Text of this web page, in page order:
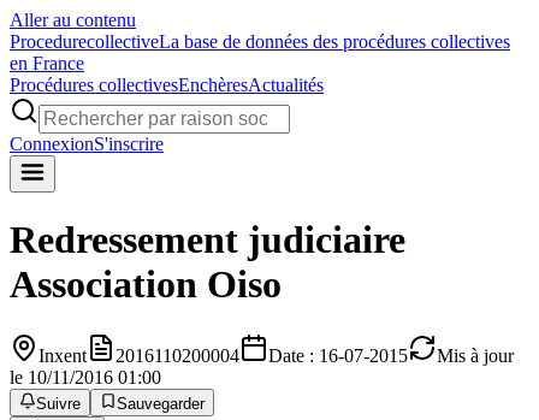
Aller au contenu
ProcedurecollectiveLa base de données des procédures collectives
en France
Procédures collectivesEnchèresActualités
ConnexionS'inscrire
Redressement judiciaire
Association Oiso
Inxent 2016110200004 Date : 16-07-2015
Mis à jour
le 10/11/2016 01:00
Suivre
Sauvegarder